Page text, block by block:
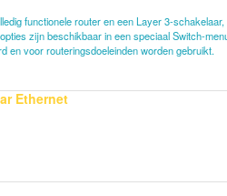
functionele router en een Layer 3-
zijn beschikbaar in een speciaal Switch-
en voor routeringsdoeleinden worden gebruikt.
Ethernet